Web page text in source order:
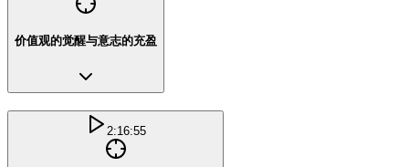
价值观的觉醒与意志的充盈
2:16:55